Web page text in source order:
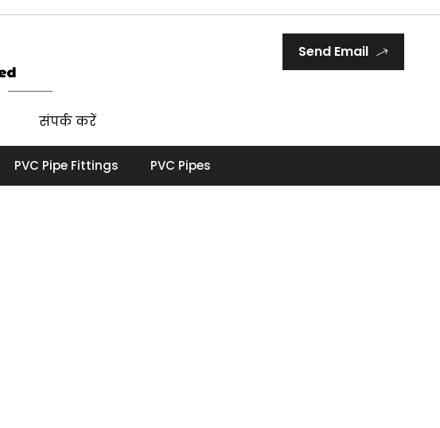
Send Email
संपर्क करें
PVC Pipe Fittings PVC Pipes